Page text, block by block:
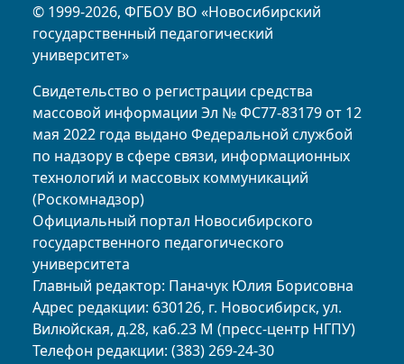
© 1999-2026, ФГБОУ ВО «Новосибирский
государственный педагогический
университет»
Свидетельство о регистрации средства
массовой информации Эл № ФС77-83179 от 12
мая 2022 года выдано Федеральной службой
по надзору в сфере связи, информационных
технологий и массовых коммуникаций
(Роскомнадзор)
Официальный портал Новосибирского
государственного педагогического
университета
Главный редактор: Паначук Юлия Борисовна
Адрес редакции: 630126, г. Новосибирск, ул.
Вилюйская, д.28, каб.23 М (пресс-центр НГПУ)
Телефон редакции: (383) 269-24-30